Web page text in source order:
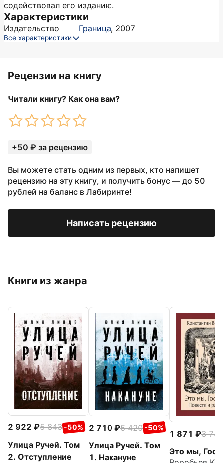
содействовал его изданию.
Характеристики
Издательство Граница, 2007
Все характеристики
Рецензии на книгу
Читали книгу? Как она вам?
+50 ₽ за рецензию
Вы можете стать одним из первых, кто напишет
рецензию на эту книгу, и получить бонус — до 50
рублей на баланс в Лабиринте!
Написать рецензию
Книги из жанра
2 922 5 843 -50%
Улица Ручей. Том
2. Отступление
2 710 5 420 -50%
Улица Ручей. Том
1. Накануне
1 871
3 742
Это мы,